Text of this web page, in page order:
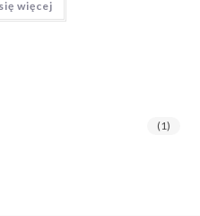
więcej
(1)